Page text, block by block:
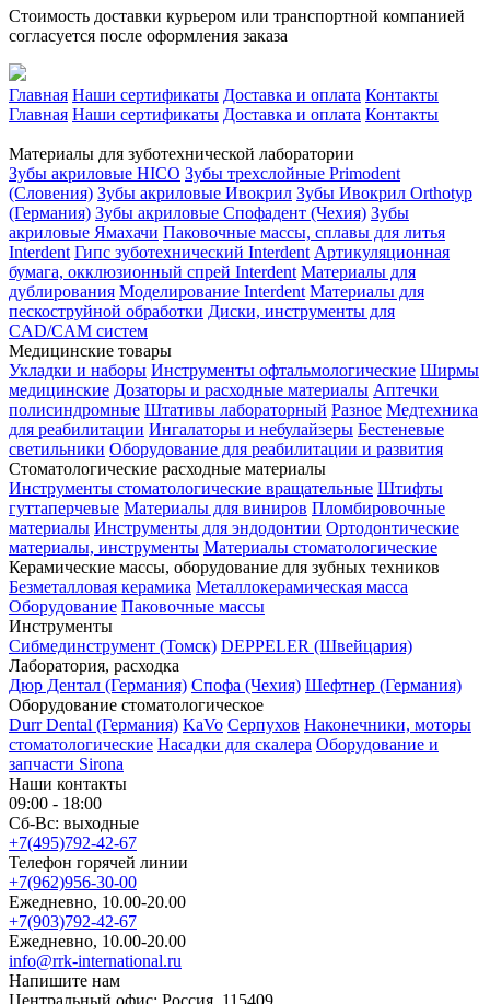
Стоимость доставки курьером или транспортной компанией
согласуется после оформления заказа
Главная Наши сертификаты Доставка и оплата Контакты
Главная Наши сертификаты Доставка и оплата Контакты
Материалы для зуботехнической лаборатории
Зубы акриловые HICO Зубы трехслойные Primodent
(Словения) Зубы акриловые Ивокрил Зубы Ивокрил Orthotyp
(Германия) Зубы акриловые Спофадент (Чехия) Зубы
акриловые Ямахачи Паковочные массы, сплавы для литья
Interdent Гипс зуботехнический Interdent Артикуляционная
бумага, окклюзионный спрей Interdent Материалы для
дублирования Моделирование Interdent Материалы для
пескоструйной обработки Диски, инструменты для
CAD/CAM систем
Медицинские товары
Укладки и наборы Инструменты офтальмологические Ширмы
медицинские Дозаторы и расходные материалы Аптечки
полисиндромные Штативы лабораторный Разное Медтехника
для реабилитации Ингалаторы и небулайзеры Бестеневые
светильники Оборудование для реабилитации и развития
Стоматологические расходные материалы
Инструменты стоматологические вращательные Штифты
гуттаперчевые Материалы для виниров Пломбировочные
материалы Инструменты для эндодонтии Ортодонтические
материалы, инструменты Материалы стоматологические
Керамические массы, оборудование для зубных техников
Безметалловая керамика Металлокерамическая масса
Оборудование Паковочные массы
Инструменты
Cибмединструмент (Томск) DEPPELER (Швейцария)
Лаборатория, расходка
Дюр Дентал (Германия) Спофа (Чехия) Шефтнер (Германия)
Оборудование стоматологическое
Durr Dental (Германия) KaVo Серпухов Наконечники, моторы
стоматологические Насадки для скалера Оборудование и
запчасти Sirona
Наши контакты
09:00 - 18:00
Сб-Вс: выходные
+7(495)792-42-67
Телефон горячей линии
+7(962)956-30-00
Ежедневно, 10.00-20.00
+7(903)792-42-67
Ежедневно, 10.00-20.00
info@rrk-international.ru
Напишите нам
Центральный офис: Россия, 115409,